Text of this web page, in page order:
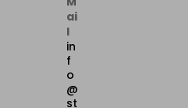
ai
l
in
f
o
@
st